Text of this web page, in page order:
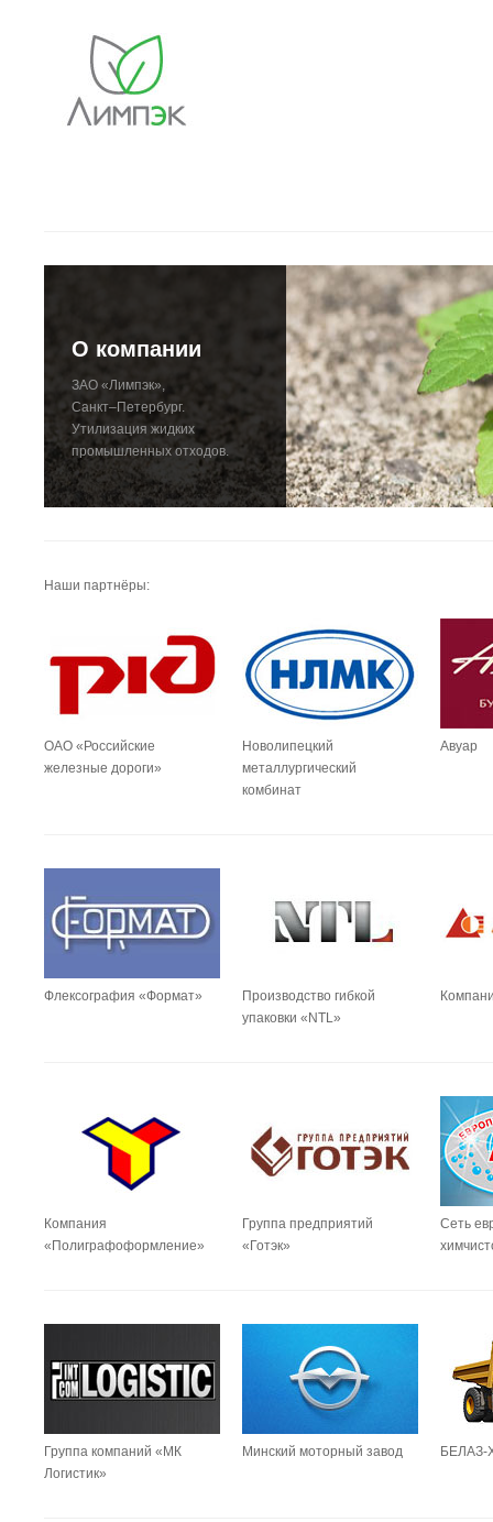
О компании
ЗАО «Лимпэк»,
Санкт–Петербург.
Утилизация жидких
промышленных отходов.
Наши партнёры:
ОАО «Российские
железные дороги»
Новолипецкий
металлургический
комбинат
Авуар
Флексография «Формат»
Производство гибкой
упаковки «NTL»
Компания
«Полиграфоформление»
Группа предприятий
«Готэк»
Сеть
Группа компаний «МК
Логистик»
Минский моторный завод БЕЛАЗ-